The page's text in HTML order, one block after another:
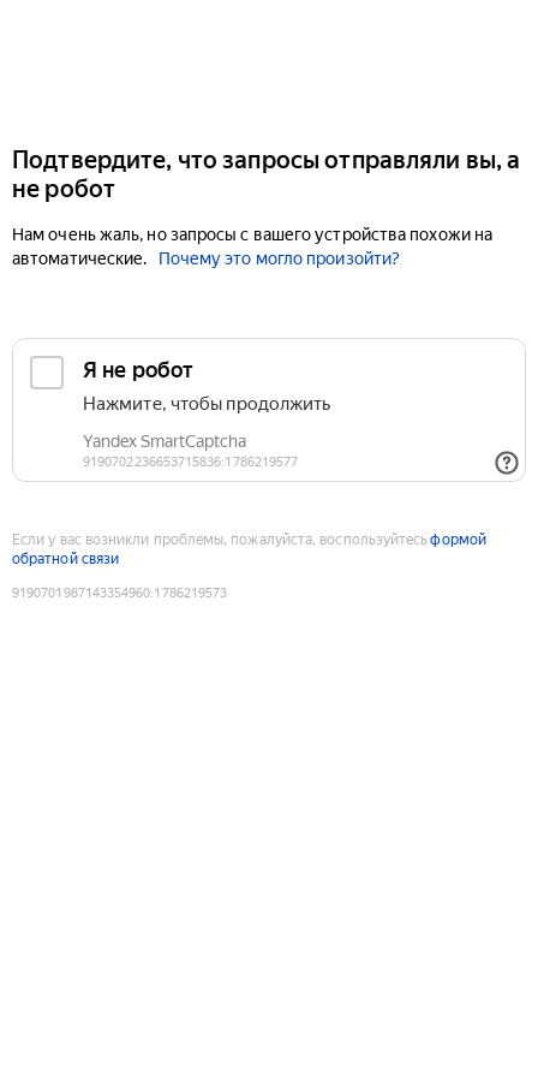
Подтвердите, что запросы отправляли вы, а
не робот
Нам очень жаль, но запросы с вашего устройства похожи на
автоматические.
Почему это могло произойти?
Если у вас возникли проблемы, пожалуйста, воспользуйтесьформой
обратной связи
9190701987143354960:1786219573